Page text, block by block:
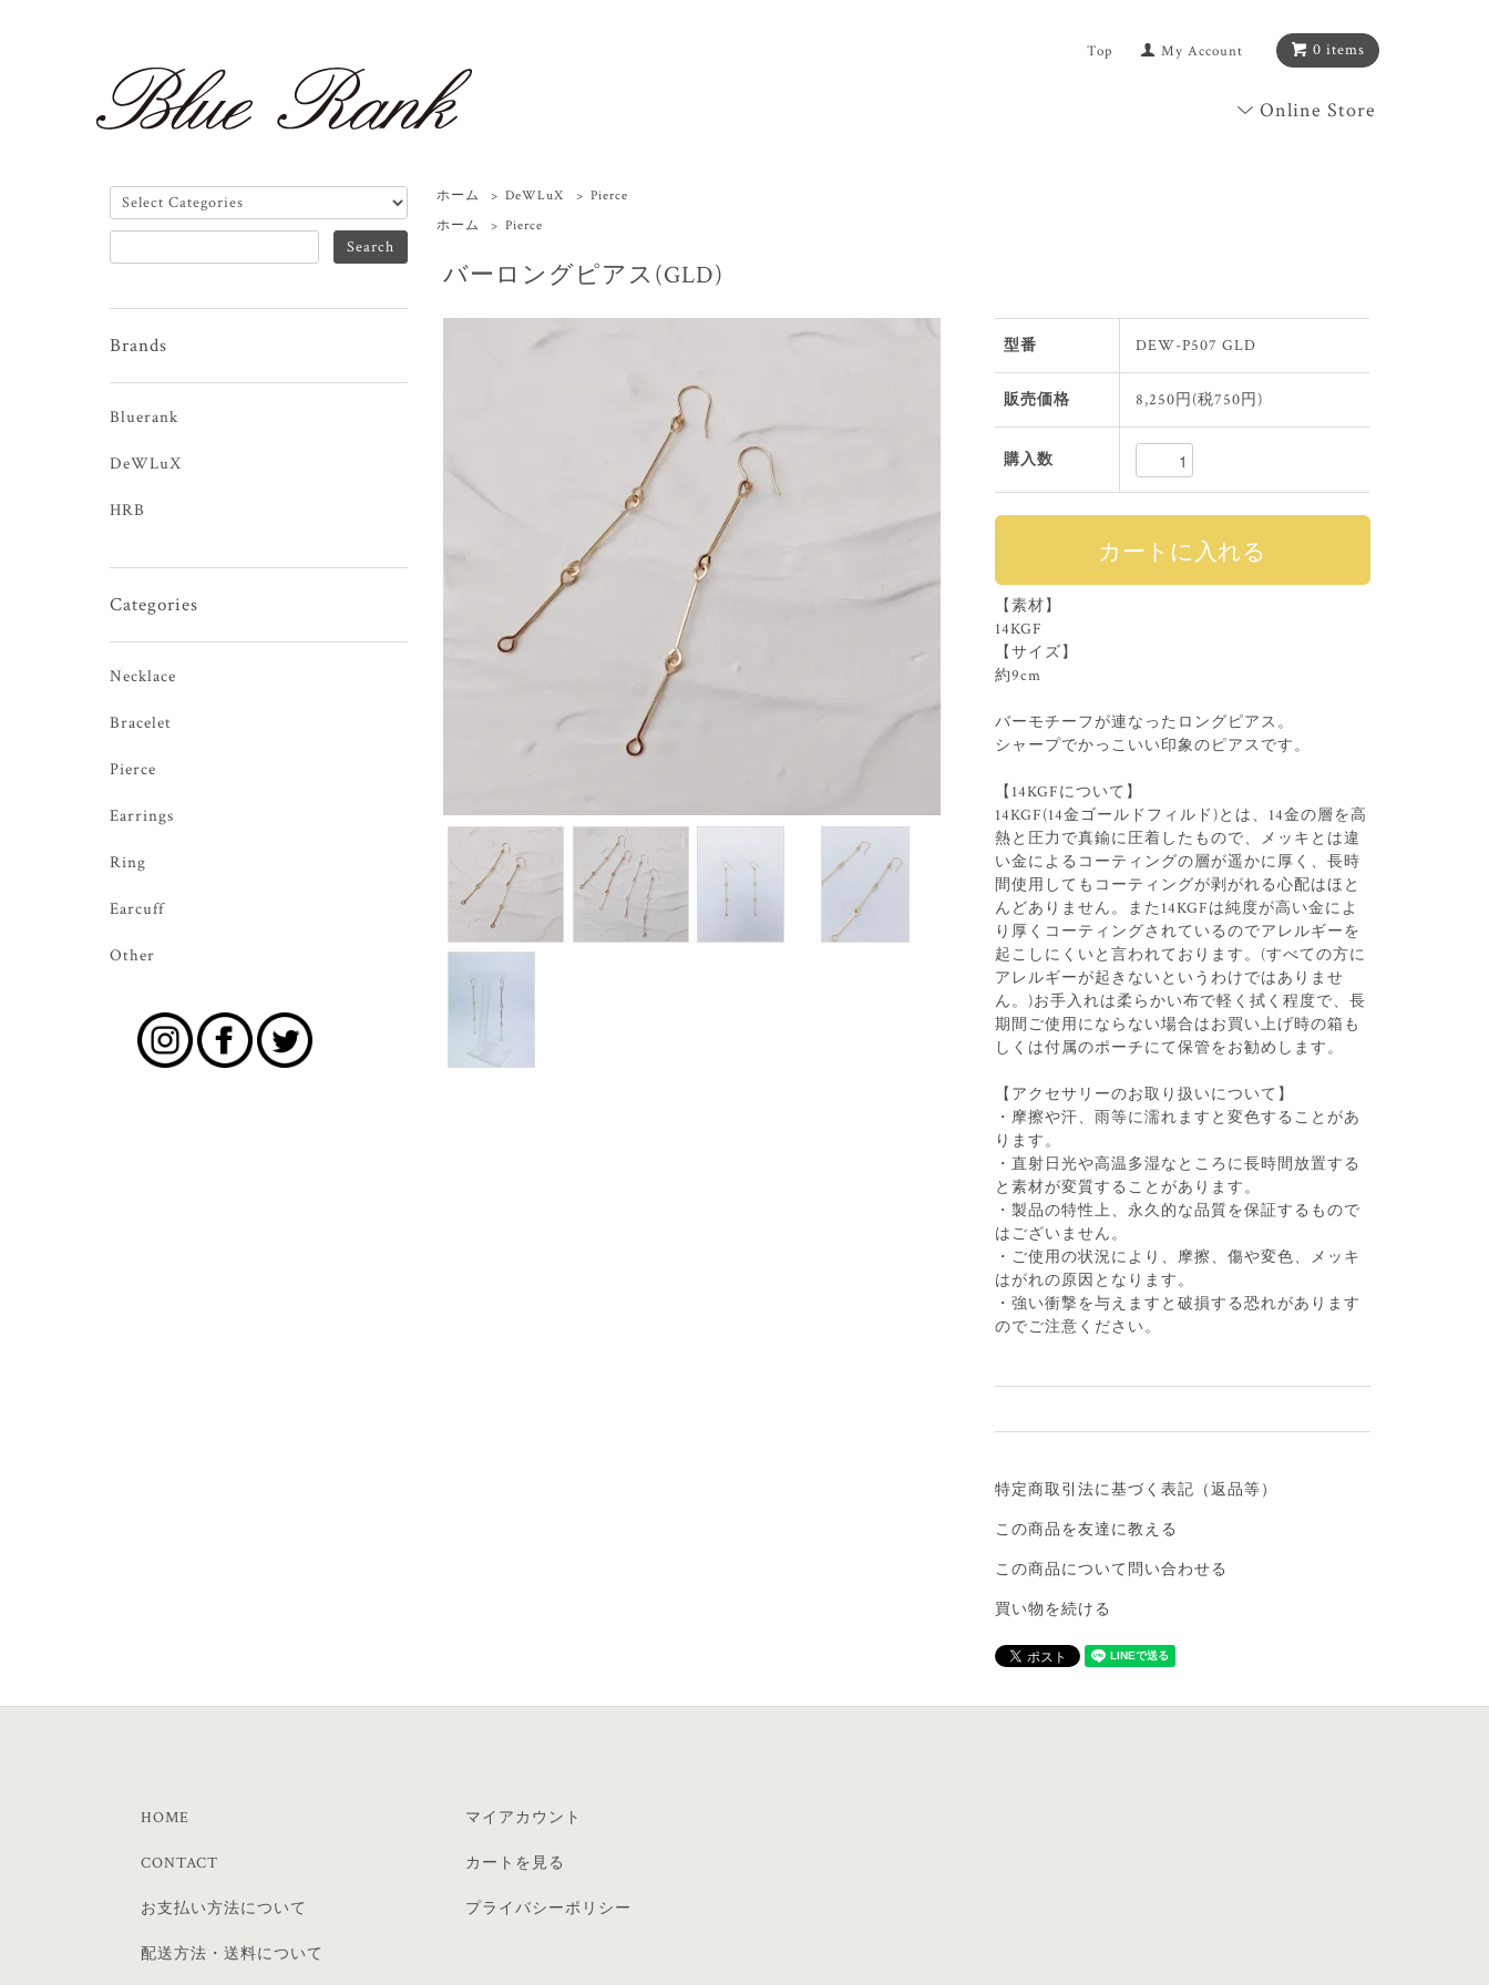
0 items
Top My Account
Online Store
ホーム > DeWLuX > Pierce
ホーム
> Pierce
バーロングピアス(GLD)
型番 DEW-P507 GLD
販売価格 8,250円(税750円)
購入数
【素材】
14KGF
【サイズ】
約9cm
バーモチーフが連なったロングピアス。
シャープでかっこいい印象のピアスです。
【14KGFについて】
14KGF(14金ゴールドフィルド)とは、14金の層を高
熱と圧力で真鍮に圧着したもので、メッキとは違
い金によるコーティングの層が遥かに厚く、長時
間使用してもコーティングが剥がれる心配はほと
んどありません。また14KGFは純度が高い金によ
り厚くコーティングされているのでアレルギーを
起こしにくいと言われております。(すべての方に
アレルギーが起きないというわけではありませ
ん。)お手入れは柔らかい布で軽く拭く程度で、長
期間ご使用にならない場合はお買い上げ時の箱も
しくは付属のポーチにて保管をお勧めします。
【アクセサリーのお取り扱いについて】
・摩擦や汗、雨等に濡れますと変色することがあ
ります。
・直射日光や高温多湿なところに長時間放置する
と素材が変質することがあります。
・製品の特性上、永久的な品質を保証するもので
はございません。
・ご使用の状況により、摩擦、傷や変色、メッキ
はがれの原因となります。
・強い衝撃を与えますと破損する恐れがあります
のでご注意ください。
特定商取引法に基づく表記（返品等）
この商品を友達に教える
この商品について問い合わせる
買い物を続ける
Brands
Bluerank
DeWLuX
HRB
Categories
Necklace
Bracelet
Pierce
Earrings
Ring
Earcuff
Other
HOME
CONTACT
お支払い方法について
配送方法・送料について
マイアカウント
カートを見る
プライバシーポリシー